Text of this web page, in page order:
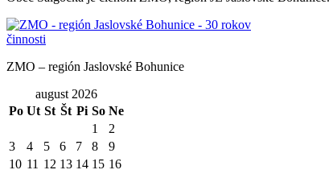
ZMO – región Jaslovské Bohunice
august 2026
Po Ut St Št Pi So Ne
1
2
3
4 5 6 7 8
9
10 11 12 13 14 15 16